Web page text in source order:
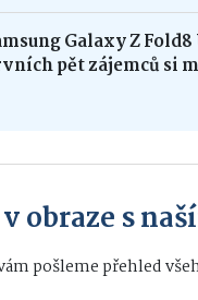
Galaxy Z
pět zájemců si
obraze s
pošleme přehled